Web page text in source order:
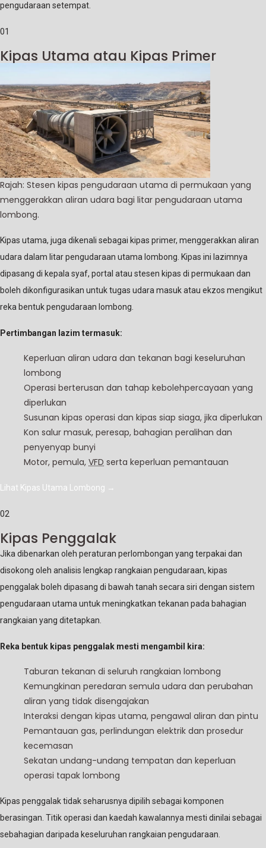
pengudaraan setempat.
01
Kipas Utama atau Kipas Primer
Rajah: Stesen kipas pengudaraan utama di permukaan yang
menggerakkan aliran udara bagi litar pengudaraan utama
lombong.
Kipas utama, juga dikenali sebagai kipas primer, menggerakkan aliran
udara dalam litar pengudaraan utama lombong. Kipas ini lazimnya
dipasang di kepala syaf, portal atau stesen kipas di permukaan dan
boleh dikonfigurasikan untuk tugas udara masuk atau ekzos mengikut
reka bentuk pengudaraan lombong.
Pertimbangan lazim termasuk:
Keperluan aliran udara dan tekanan bagi keseluruhan
lombong
Operasi berterusan dan tahap kebolehpercayaan yang
diperlukan
Susunan kipas operasi dan kipas siap siaga, jika diperlukan
Kon salur masuk, peresap, bahagian peralihan dan
penyenyap bunyi
Motor, pemula, VFD serta keperluan pemantauan
Lihat Kipas Utama Lombong →
02
Kipas Penggalak
Jika dibenarkan oleh peraturan perlombongan yang terpakai dan
disokong oleh analisis lengkap rangkaian pengudaraan, kipas
penggalak boleh dipasang di bawah tanah secara siri dengan sistem
pengudaraan utama untuk meningkatkan tekanan pada bahagian
rangkaian yang ditetapkan.
Reka bentuk kipas penggalak mesti mengambil kira:
Taburan tekanan di seluruh rangkaian lombong
Kemungkinan peredaran semula udara dan perubahan
aliran yang tidak disengajakan
Interaksi dengan kipas utama, pengawal aliran dan pintu
Pemantauan gas, perlindungan elektrik dan prosedur
kecemasan
Sekatan undang-undang tempatan dan keperluan
operasi tapak lombong
Kipas penggalak tidak seharusnya dipilih sebagai komponen
berasingan. Titik operasi dan kaedah kawalannya mesti dinilai sebagai
sebahagian daripada keseluruhan rangkaian pengudaraan.